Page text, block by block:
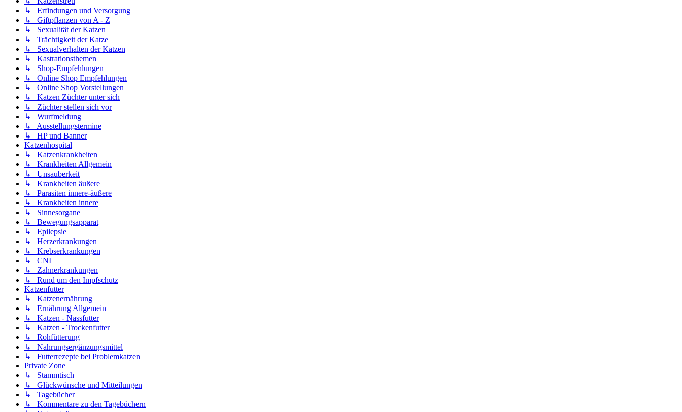
↳ Erfindungen und Versorgung
↳ Giftpflanzen von A - Z
↳ Sexualität der Katzen
↳ Trächtigkeit der Katze
↳ Sexualverhalten der Katzen
↳ Kastrationsthemen
↳ Shop-Empfehlungen
↳ Online Shop Empfehlungen
↳ Online Shop Vorstellungen
↳ Katzen Züchter unter sich
↳ Züchter stellen sich vor
↳ Wurfmeldung
↳ Ausstellungstermine
↳ HP und Banner
Katzenhospital
↳ Katzenkrankheiten
↳ Krankheiten Allgemein
↳ Unsauberkeit
↳ Krankheiten äußere
↳ Parasiten innere-äußere
↳ Krankheiten innere
↳ Sinnesorgane
↳ Bewegungsapparat
↳ Epilepsie
↳ Herzerkrankungen
↳ Krebserkrankungen
↳ CNI
↳ Zahnerkrankungen
↳ Rund um den Impfschutz
Katzenfutter
↳ Katzenernährung
↳ Ernährung Allgemein
↳ Katzen - Nassfutter
↳ Katzen - Trockenfutter
↳ Rohfütterung
↳ Nahrungsergänzungsmittel
↳ Futterrezepte bei Problemkatzen
Private Zone
↳ Stammtisch
↳ Glückwünsche und Mitteilungen
↳ Tagebücher
↳ Kommentare zu den Tagebüchern